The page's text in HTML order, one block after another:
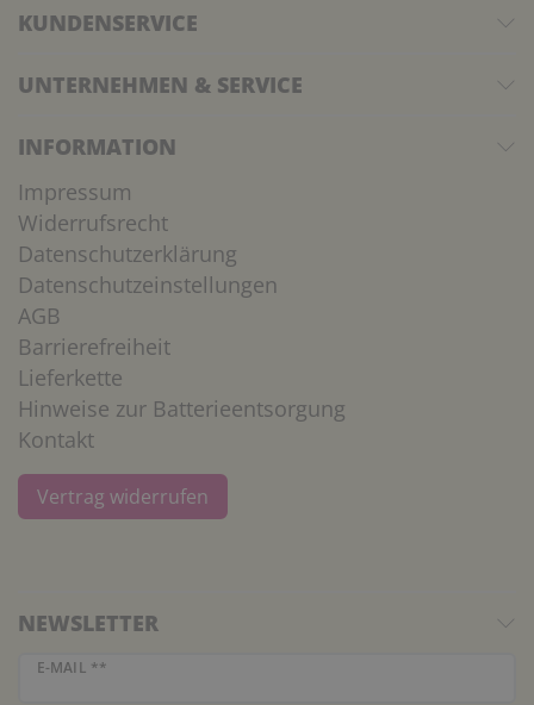
KUNDENSERVICE
UNTERNEHMEN & SERVICE
INFORMATION
Impressum
Widerrufsrecht
Datenschutzerklärung
Datenschutzeinstellungen
AGB
Barrierefreiheit
Lieferkette
Hinweise zur Batterieentsorgung
Kontakt
Vertrag widerrufen
NEWSLETTER
E-MAIL **
Newsletter Honig